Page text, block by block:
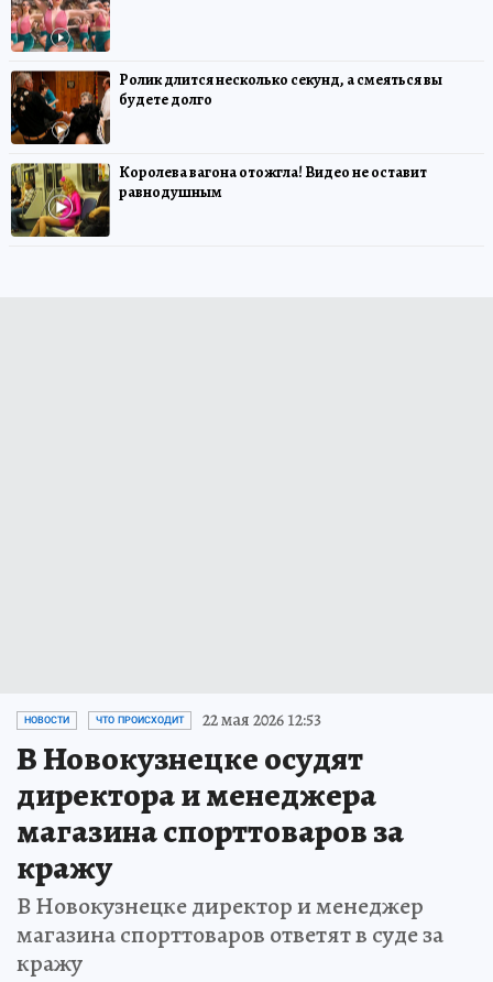
Ролик длится несколько секунд, а смеяться вы
будете долго
Королева вагона отожгла! Видео не оставит
равнодушным
НОВОСТИ ЧТО ПРОИСХОДИТ 22 мая 2026 12:53
В Новокузнецке осудят
директора и менеджера
магазина спорттоваров за
кражу
В Новокузнецке директор и менеджер
магазина спорттоваров ответят в суде за
кражу